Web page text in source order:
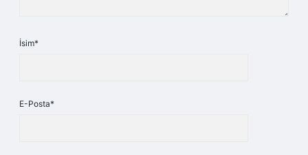
İsim*
E-Posta*